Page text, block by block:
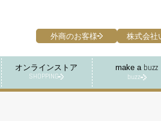
オンラインストア
SHOPPING
make a buzz
buzz
外商のお客様 株式会社